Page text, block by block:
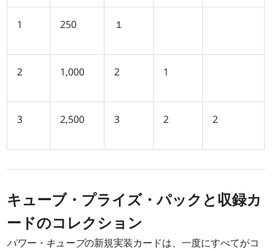
1 250 １
2 1,000 2 1
3 2,500 3 2 2
キューブ・プライズ・パックと収録カ
ードのコレクション
パワー・キューブの新規実装カードは、一度にすべてがコ